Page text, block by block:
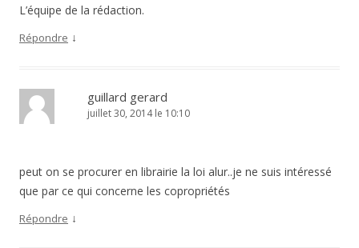
L’équipe de la rédaction.
Répondre ↓
guillard gerard
juillet 30, 2014 le 10:10
peut on se procurer en librairie la loi alur..je ne suis intéressé
que par ce qui concerne les copropriétés
Répondre ↓